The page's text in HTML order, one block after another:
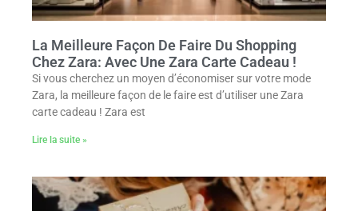
La Meilleure Façon De Faire Du Shopping
Chez Zara: Avec Une Zara Carte Cadeau !
Si vous cherchez un moyen d’économiser sur votre mode
Zara, la meilleure façon de le faire est d’utiliser une Zara
carte cadeau ! Zara est
Lire la suite »